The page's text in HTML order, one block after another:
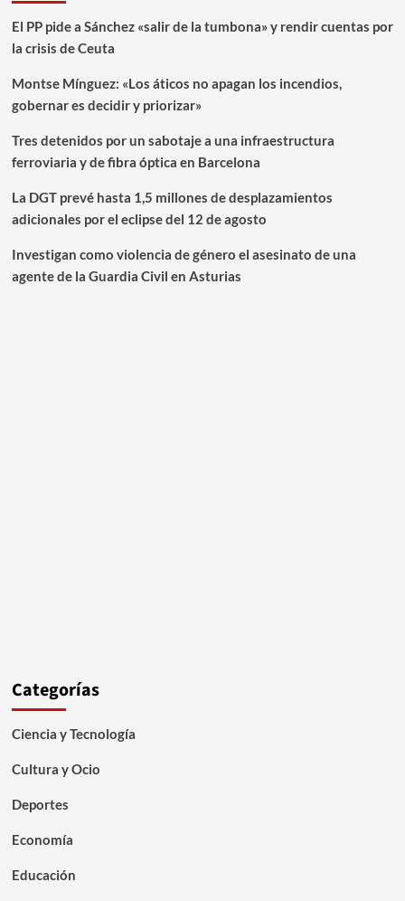
El PP pide a Sánchez «salir de la tumbona» y rendir cuentas por
la crisis de Ceuta
Montse Mínguez: «Los áticos no apagan los incendios,
gobernar es decidir y priorizar»
Tres detenidos por un sabotaje a una infraestructura
ferroviaria y de fibra óptica en Barcelona
La DGT prevé hasta 1,5 millones de desplazamientos
adicionales por el eclipse del 12 de agosto
Investigan como violencia de género el asesinato de una
agente de la Guardia Civil en Asturias
Categorías
Ciencia y Tecnología
Cultura y Ocio
Deportes
Economía
Educación